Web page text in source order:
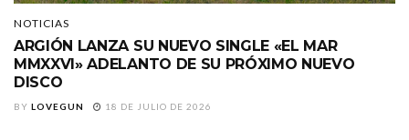
NOTICIAS
ARGIÓN LANZA SU NUEVO SINGLE «EL MAR
MMXXVI» ADELANTO DE SU PRÓXIMO NUEVO
DISCO
BY LOVEGUN 18 DE JULIO DE 2026